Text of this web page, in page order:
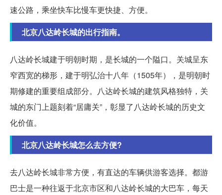
速公路，乘坐快车比慢车更快捷、方便。
北京八达岭长城的出行指南。
八达岭长城建于明朝时期，是长城的一个隘口。关城呈东
窄西宽的梯形，建于明弘治十八年（1505年），是明朝时
期修建的重要组成部分。八达岭长城的建筑风格独特，关
城的东门上题刻着“居庸关”，彰显了八达岭长城的历史文
化价值。
北京八达岭长城怎么去方便?
去八达岭长城非常方便，有直达的车辆供游客选择。都游
巴士是一种往返于北京市区和八达岭长城的大巴车，每天